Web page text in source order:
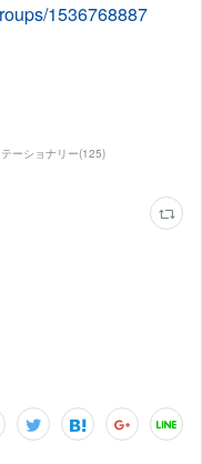
1536768887
ーショナリー(125)